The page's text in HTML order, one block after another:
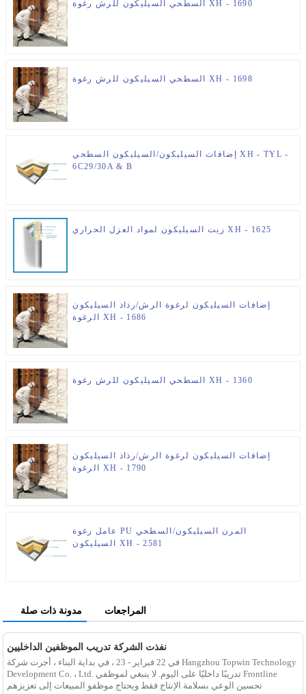
السطحي السيليكون للرش رغوة XH - 1690
السطحي السيليكون للرش رغوة XH - 1698
إضافات السيليكون/السيليكون السطحي XH - TYL -
6C29/30A & B
زيت السيليكون لمواد العزل الحراري XH - 1625
إضافات السيليكون لرغوة الرش/رذاذ السيليكون
الرغوة XH - 1686
السطحي السيليكون للرش رغوة XH - 1360
إضافات السيليكون لرغوة الرش/رذاذ السيليكون
الرغوة XH - 1790
عامل رغوة PU المرن السيليكون/السطحي
السيليكون XH - 2581
مدونة ذات صلة المراجعات
نفذت الشركة تدريب الموظفين الداخليين
في 22 فبراير - 23 ، في بداية البناء ، أجرت شركة Hangzhou Topwin Technology
Development Co. ، Ltd. تدريبًا داخليًا على اليوم. لا ينبغي لموظفي Frontline
تحسين الوعي بسلامة الإنتاج فقط ويحتاج موظفو المبيعات إلى تعزيزهم